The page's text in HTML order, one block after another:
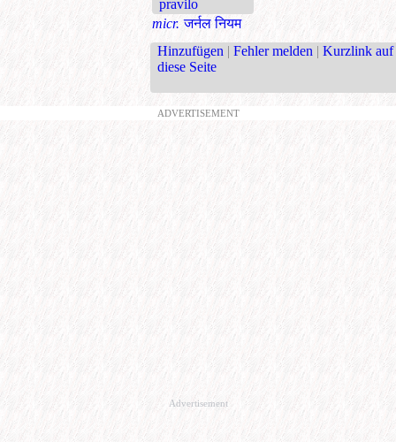
pravilo
micr. जर्नल नियम
Hinzufügen | Fehler melden | Kurzlink auf
diese Seite
ADVERTISEMENT
Advertisement